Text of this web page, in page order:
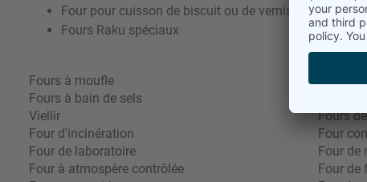
Four pour cuisson de biscuit ou de vernis
Fours Raku spéciaux
Fours à moufle
Fours à bain de sels
Viellir
Four d'incinération
Four de laboratoire
Four à atmospère contrôlée
Four à
Fours
Four
Four de
Four de